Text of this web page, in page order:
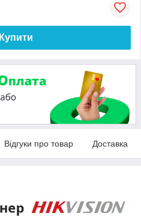
Купити
Відгуки про товар Доставка